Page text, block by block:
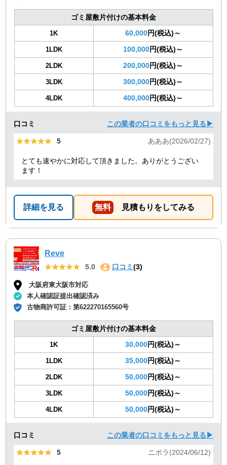
ゴミ屋敷片付けの基本料金
1K 60,000円(税込)～
1LDK 100,000円(税込)～
2LDK 200,000円(税込)～
3LDK 300,000円(税込)～
4LDK 400,000円(税込)～
口コミ この業者の口コミをもっと見る▶
★★★★★
★★★★★ 5 あああ(2026/02/27)
とても速やかに対応して頂きました。ありがとうござい
ます！
詳細を見る 無料 見積もりをしてみる
Reve
★★★★★
★★★★★ 5.0 口コミ (3)
大阪府東大阪市対応
本人確認証提出確認済み
古物商許可証：第622270165560号
ゴミ屋敷片付けの基本料金
1K 30,000円(税込)～
1LDK 35,000円(税込)～
2LDK 50,000円(税込)～
3LDK 50,000円(税込)～
4LDK 50,000円(税込)～
口コミ この業者の口コミをもっと見る▶
★★★★★
★★★★★ 5 ニポラ(2024/06/12)